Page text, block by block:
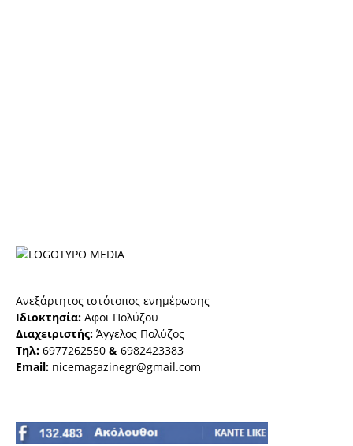
Ανεξάρτητος ιστότοπος ενημέρωσης
Ιδιοκτησία: Αφοι Πολύζου
Διαχειριστής: Άγγελος Πολύζος
Τηλ: 6977262550 & 6982423383
Email: nicemagazinegr@gmail.com